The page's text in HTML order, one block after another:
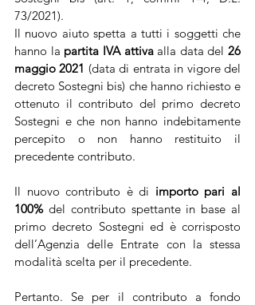
73/2021).
Il nuovo aiuto spetta a tutti i soggetti che
hanno la partita IVA attiva alla data del 26
maggio 2021 (data di entrata in vigore del
decreto Sostegni bis) che hanno richiesto e
ottenuto il contributo del primo decreto
Sostegni e che non hanno indebitamente
percepito o non hanno restituito il
precedente contributo.
Il nuovo contributo è di importo pari al
100% del contributo spettante in base al
primo decreto Sostegni ed è corrisposto
dell’Agenzia delle Entrate con la stessa
modalità scelta per il precedente.
Pertanto. Se per il contributo a fondo